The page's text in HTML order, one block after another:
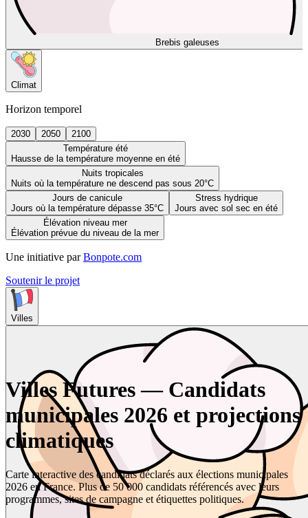
Brebis galeuses
Climat
Horizon temporel
2030 2050
2100
Température été
Hausse de la température moyenne en été
Nuits tropicales
Nuits où la température ne descend pas sous 20°C
Jours de canicule
Jours où la température dépasse 35°C
Stress hydrique
Jours avec sol sec en été
Élévation niveau mer
Élévation prévue du niveau de la mer
Une initiative par Bonpote.com
Soutenir le projet
Villes
Villes Futures — Candidats
municipales 2026 et projections
climatiques
Carte interactive des candidats déclarés aux élections municipales
2026 en France. Plus de 50 000 candidats référencés avec leurs
programmes, sites de campagne et étiquettes politiques.